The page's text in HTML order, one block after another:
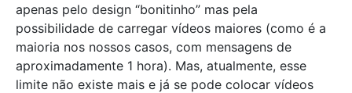
apenas pelo design “bonitinho” mas pela
possibilidade de carregar vídeos maiores (como é a
maioria nos nossos casos, com mensagens de
aproximadamente 1 hora). Mas, atualmente, esse
limite não existe mais e já se pode colocar vídeos